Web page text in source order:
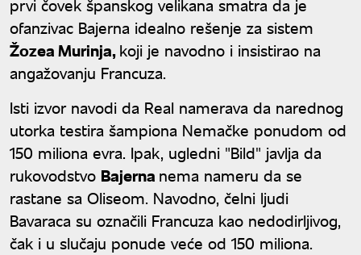
prvi čovek španskog velikana smatra da je
ofanzivac Bajerna idealno rešenje za sistem
Žozea Murinja,koji je navodno i insistirao na
angažovanju Francuza.
Isti izvor navodi da Real namerava da narednog
utorka testira šampiona Nemačke ponudom od
150 miliona evra. Ipak, ugledni "Bild" javlja da
rukovodstvo Bajerna nema nameru da se
rastane sa Oliseom. Navodno, čelni ljudi
Bavaraca su označili Francuza kao nedodirljivog,
čak i u slučaju ponude veće od 150 miliona.